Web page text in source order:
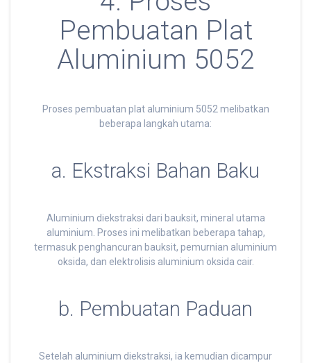
Pembuatan Plat
Aluminium 5052
Proses pembuatan plat aluminium 5052 melibatkan
beberapa langkah utama:
a. Ekstraksi Bahan Baku
Aluminium diekstraksi dari bauksit, mineral utama
aluminium. Proses ini melibatkan beberapa tahap,
termasuk penghancuran bauksit, pemurnian aluminium
oksida, dan elektrolisis aluminium oksida cair.
b. Pembuatan Paduan
Setelah aluminium diekstraksi, ia kemudian dicampur